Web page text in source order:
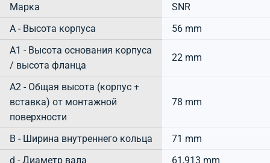
Марка
SNR
А - Высота корпуса
56 mm
A1 - Высота основания корпуса
/ высота фланца
22 mm
A2 - Общая высота (корпус +
вставка) от монтажной
поверхности
78 mm
B - Ширина внутреннего кольца
71 mm
d - Диаметр вала
61,913 mm